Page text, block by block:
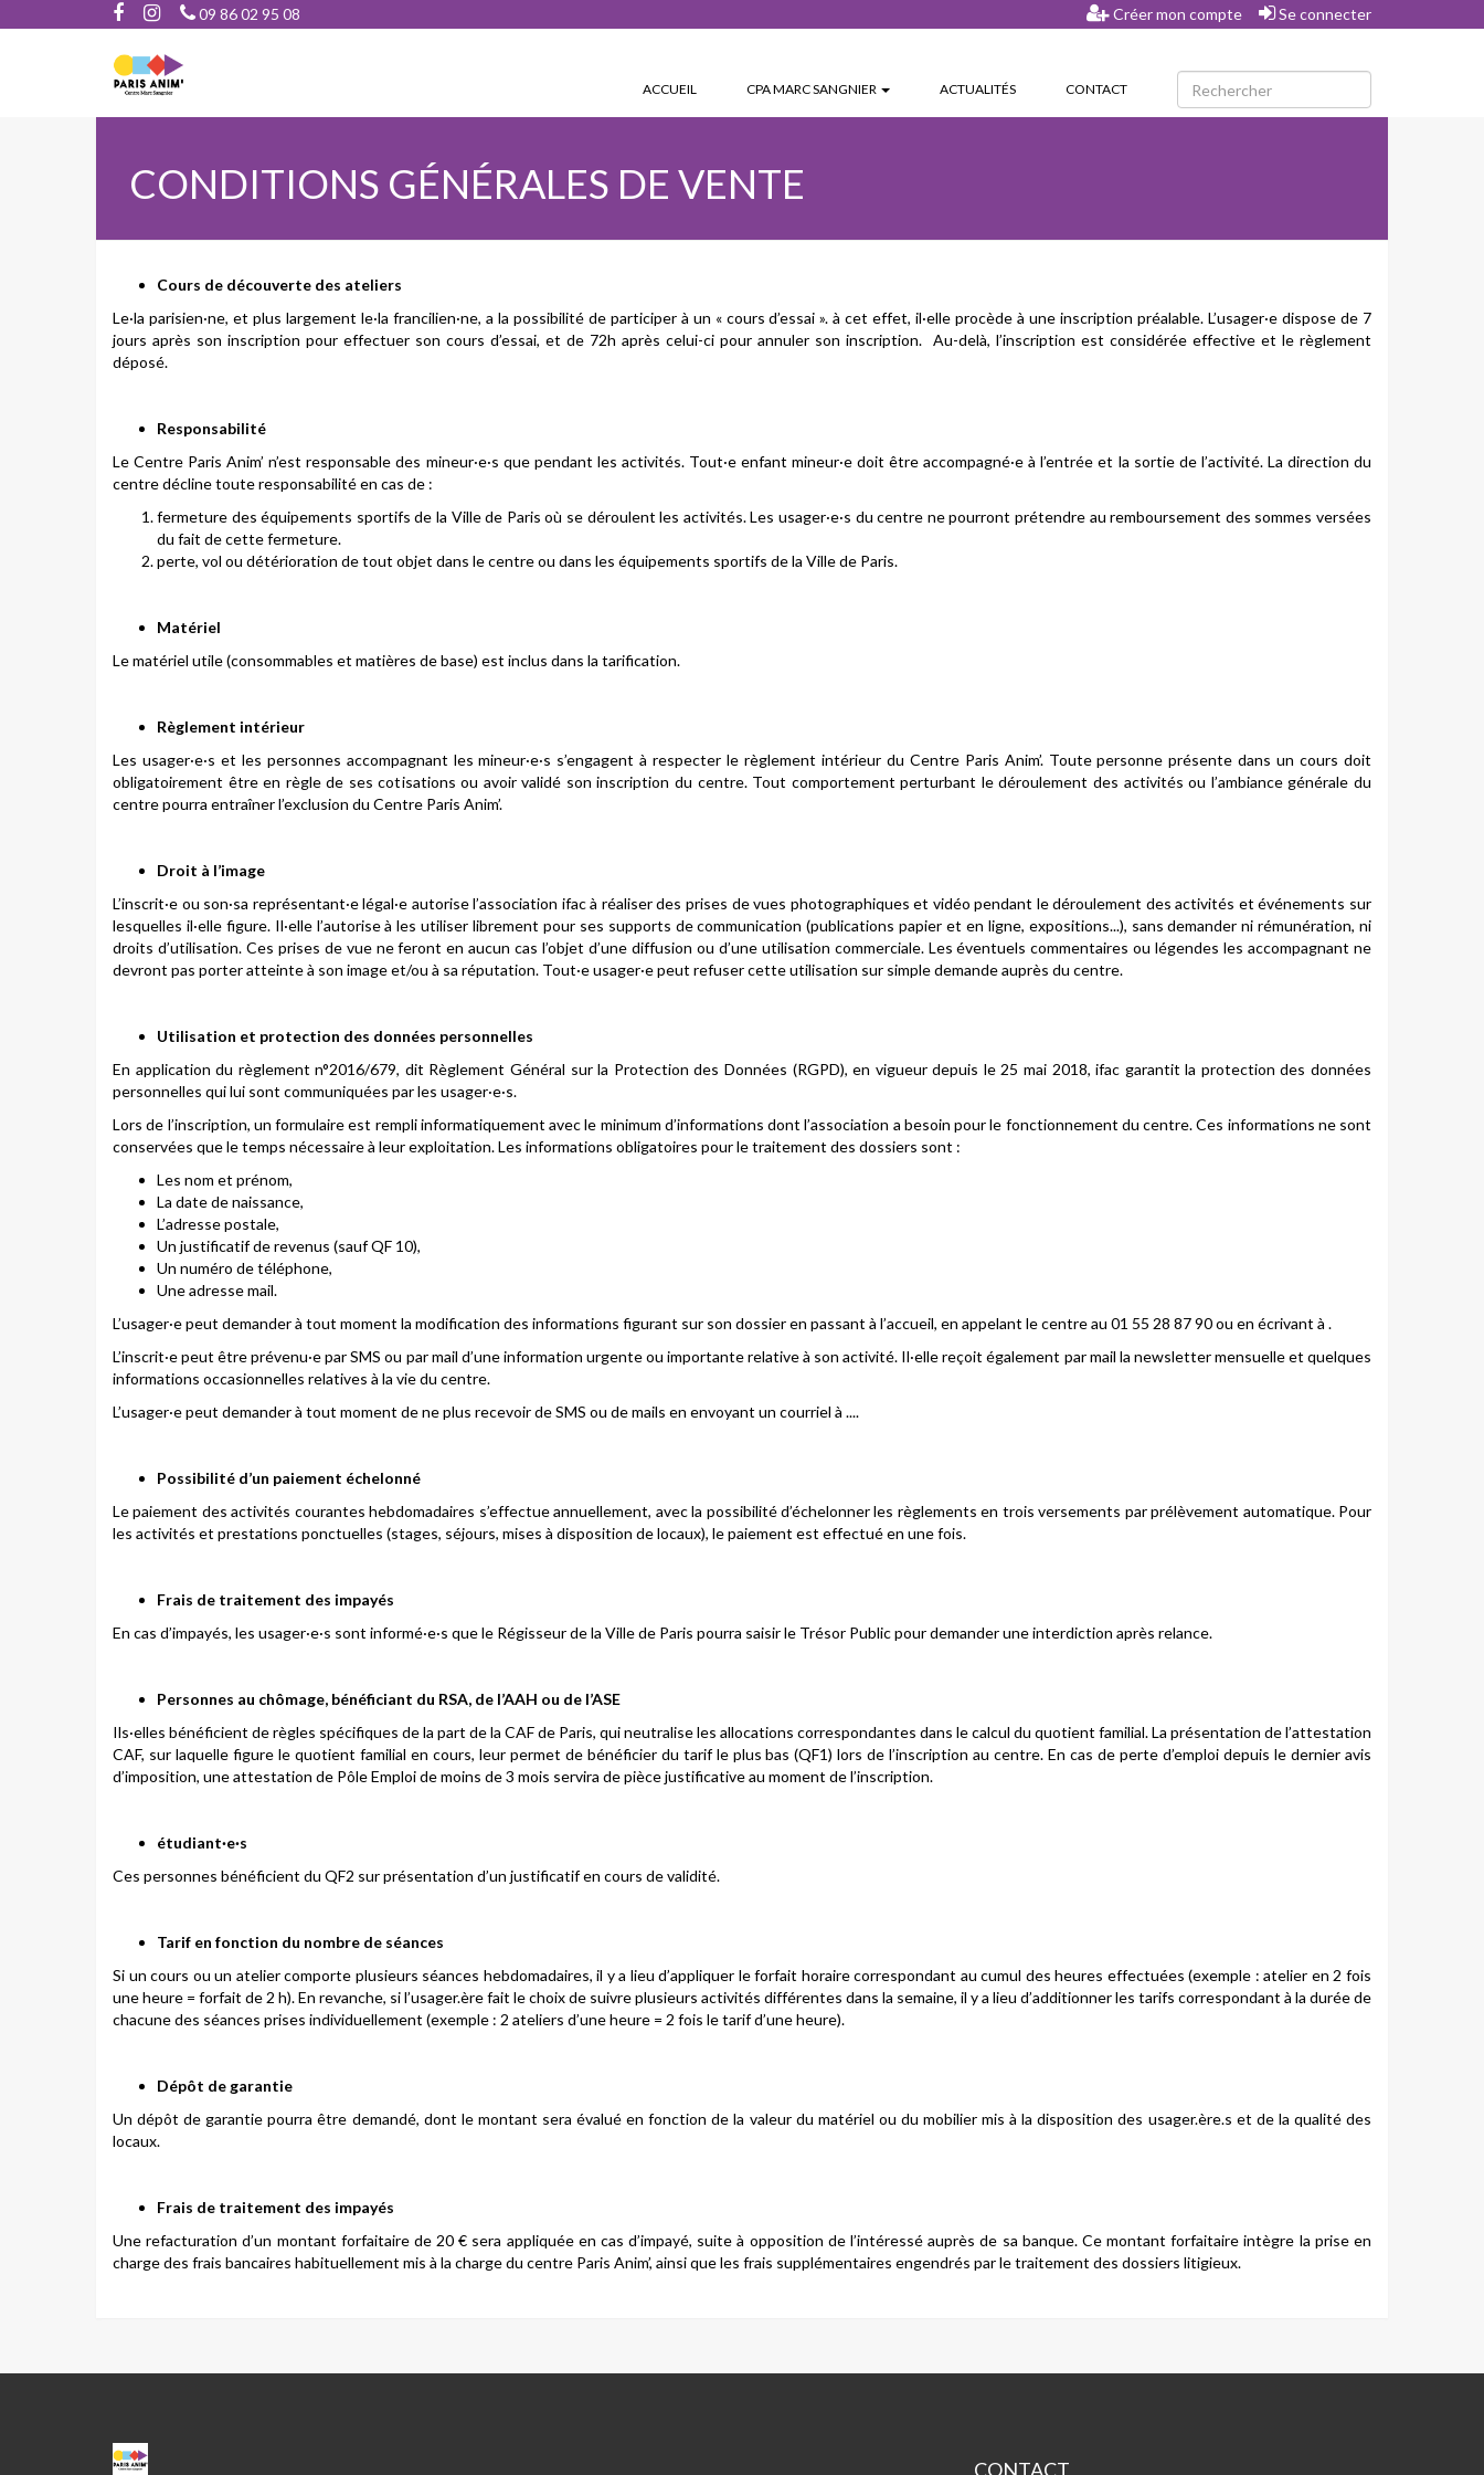
09 86 02 95 08 Créer mon compte Se connecter
ACCUEIL CPA MARC SANGNIER ACTUALITÉS CONTACT
CONDITIONS GÉNÉRALES DE VENTE
Cours de découverte des ateliers
Le·la parisien·ne, et plus largement le·la francilien·ne, a la possibilité de participer à un « cours d’essai ». à cet effet, il·elle procède à une inscription préalable. L’usager·e dispose de 7
jours après son inscription pour effectuer son cours d’essai, et de 72h après celui-ci pour annuler son inscription. Au-delà, l’inscription est considérée effective et le règlement
déposé.
Responsabilité
Le Centre Paris Anim’ n’est responsable des mineur·e·s que pendant les activités. Tout·e enfant mineur·e doit être accompagné·e à l’entrée et la sortie de l’activité. La direction du
centre décline toute responsabilité en cas de :
fermeture des équipements sportifs de la Ville de Paris où se déroulent les activités. Les usager·e·s du centre ne pourront prétendre au remboursement des sommes versées
du fait de cette fermeture.
perte, vol ou détérioration de tout objet dans le centre ou dans les équipements sportifs de la Ville de Paris.
Matériel
Le matériel utile (consommables et matières de base) est inclus dans la tarification.
Règlement intérieur
Les usager·e·s et les personnes accompagnant les mineur·e·s s’engagent à respecter le règlement intérieur du Centre Paris Anim’. Toute personne présente dans un cours doit
obligatoirement être en règle de ses cotisations ou avoir validé son inscription du centre. Tout comportement perturbant le déroulement des activités ou l’ambiance générale du
centre pourra entraîner l’exclusion du Centre Paris Anim’.
Droit à l’image
L’inscrit·e ou son·sa représentant·e légal·e autorise l’association ifac à réaliser des prises de vues photographiques et vidéo pendant le déroulement des activités et événements sur
lesquelles il·elle figure. Il·elle l’autorise à les utiliser librement pour ses supports de communication (publications papier et en ligne, expositions...), sans demander ni rémunération, ni
droits d’utilisation. Ces prises de vue ne feront en aucun cas l’objet d’une diffusion ou d’une utilisation commerciale. Les éventuels commentaires ou légendes les accompagnant ne
devront pas porter atteinte à son image et/ou à sa réputation. Tout·e usager·e peut refuser cette utilisation sur simple demande auprès du centre.
Utilisation et protection des données personnelles
En application du règlement n°2016/679, dit Règlement Général sur la Protection des Données (RGPD), en vigueur depuis le 25 mai 2018, ifac garantit la protection des données
personnelles qui lui sont communiquées par les usager·e·s.
Lors de l’inscription, un formulaire est rempli informatiquement avec le minimum d’informations dont l’association a besoin pour le fonctionnement du centre. Ces informations ne sont
conservées que le temps nécessaire à leur exploitation. Les informations obligatoires pour le traitement des dossiers sont :
Les nom et prénom,
La date de naissance,
L’adresse postale,
Un justificatif de revenus (sauf QF 10),
Un numéro de téléphone,
Une adresse mail.
L’usager·e peut demander à tout moment la modification des informations figurant sur son dossier en passant à l’accueil, en appelant le centre au 01 55 28 87 90 ou en écrivant à .
L’inscrit·e peut être prévenu·e par SMS ou par mail d’une information urgente ou importante relative à son activité. Il·elle reçoit également par mail la newsletter mensuelle et quelques
informations occasionnelles relatives à la vie du centre.
L’usager·e peut demander à tout moment de ne plus recevoir de SMS ou de mails en envoyant un courriel à ....
Possibilité d’un paiement échelonné
Le paiement des activités courantes hebdomadaires s’effectue annuellement, avec la possibilité d’échelonner les règlements en trois versements par prélèvement automatique. Pour
les activités et prestations ponctuelles (stages, séjours, mises à disposition de locaux), le paiement est effectué en une fois.
Frais de traitement des impayés
En cas d’impayés, les usager·e·s sont informé·e·s que le Régisseur de la Ville de Paris pourra saisir le Trésor Public pour demander une interdiction après relance.
Personnes au chômage, bénéficiant du RSA, de l’AAH ou de l’ASE
Ils·elles bénéficient de règles spécifiques de la part de la CAF de Paris, qui neutralise les allocations correspondantes dans le calcul du quotient familial. La présentation de l’attestation
CAF, sur laquelle figure le quotient familial en cours, leur permet de bénéficier du tarif le plus bas (QF1) lors de l’inscription au centre. En cas de perte d’emploi depuis le dernier avis
d’imposition, une attestation de Pôle Emploi de moins de 3 mois servira de pièce justificative au moment de l’inscription.
étudiant·e·s
Ces personnes bénéficient du QF2 sur présentation d’un justificatif en cours de validité.
Tarif en fonction du nombre de séances
Si un cours ou un atelier comporte plusieurs séances hebdomadaires, il y a lieu d’appliquer le forfait horaire correspondant au cumul des heures effectuées (exemple : atelier en 2 fois
une heure = forfait de 2 h). En revanche, si l’usager.ère fait le choix de suivre plusieurs activités différentes dans la semaine, il y a lieu d’additionner les tarifs correspondant à la durée de
chacune des séances prises individuellement (exemple : 2 ateliers d’une heure = 2 fois le tarif d’une heure).
Dépôt de garantie
Un dépôt de garantie pourra être demandé, dont le montant sera évalué en fonction de la valeur du matériel ou du mobilier mis à la disposition des usager.ère.s et de la qualité des
locaux.
Frais de traitement des impayés
Une refacturation d’un montant forfaitaire de 20 € sera appliquée en cas d’impayé, suite à opposition de l’intéressé auprès de sa banque. Ce montant forfaitaire intègre la prise en
charge des frais bancaires habituellement mis à la charge du centre Paris Anim’, ainsi que les frais supplémentaires engendrés par le traitement des dossiers litigieux.
CPA
CONTACT